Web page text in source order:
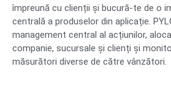
împreună cu clienții și bucură-te de o
centrală a produselor din aplicație.
management central al acțiunilor,
companie, sucursale și clienți și
măsurători diverse de către vânzători.